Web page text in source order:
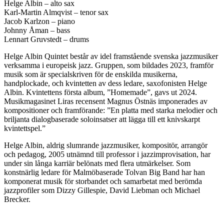
Helge Albin – alto sax
Karl-Martin Almqvist – tenor sax
Jacob Karlzon – piano
Johnny Åman – bass
Lennart Gruvstedt – drums
Helge Albin Quintet består av idel framstående svenska jazzmusiker
verksamma i europeisk jazz. Gruppen, som bildades 2023, framför
musik som är specialskriven för de enskilda musikerna,
handplockade, och kvintetten av dess ledare, saxofonisten Helge
Albin. Kvintettens första album, ”Homemade”, gavs ut 2024.
Musikmagasinet Liras recensent Magnus Östnäs imponerades av
kompositioner och framförande: ”En platta med starka melodier och
briljanta dialogbaserade soloinsatser att lägga till ett knivskarpt
kvintettspel.”
Helge Albin, aldrig slumrande jazzmusiker, kompositör, arrangör
och pedagog, 2005 utnämnd till professor i jazzimprovisation, har
under sin långa karriär belönats med flera utmärkelser. Som
konstnärlig ledare för Malmöbaserade Tolvan Big Band har han
komponerat musik för storbandet och samarbetat med berömda
jazzprofiler som Dizzy Gillespie, David Liebman och Michael
Brecker.